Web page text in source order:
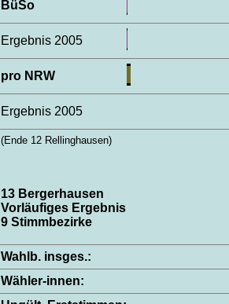
BüSo
Ergebnis 2005
pro NRW
Ergebnis 2005
(Ende 12 Rellinghausen)
13 Bergerhausen
Vorläufiges Ergebnis
9 Stimmbezirke
Wahlb. insges.:
Wähler-innen: